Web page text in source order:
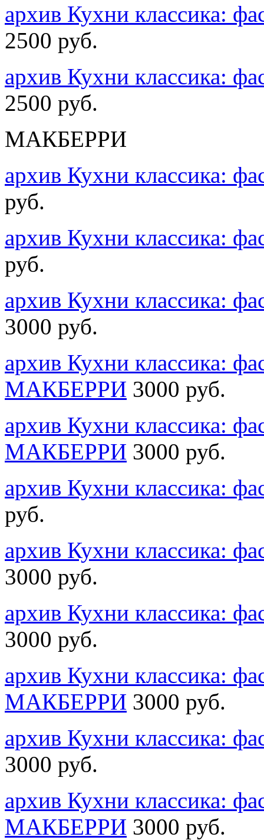
архив Кухни классика:
2500 руб.
архив Кухни классика:
2500 руб.
МАКБЕРРИ
архив Кухни классика:
руб.
архив Кухни классика:
руб.
архив Кухни классика:
3000 руб.
архив Кухни классика:
MАКБЕРРИ 3000 руб.
архив Кухни классика:
MАКБЕРРИ 3000 руб.
архив Кухни классика:
руб.
архив Кухни классика:
3000 руб.
архив Кухни классика:
3000 руб.
архив Кухни классика:
MАКБЕРРИ 3000 руб.
архив Кухни классика:
3000 руб.
архив Кухни классика:
MАКБЕРРИ 3000 руб.